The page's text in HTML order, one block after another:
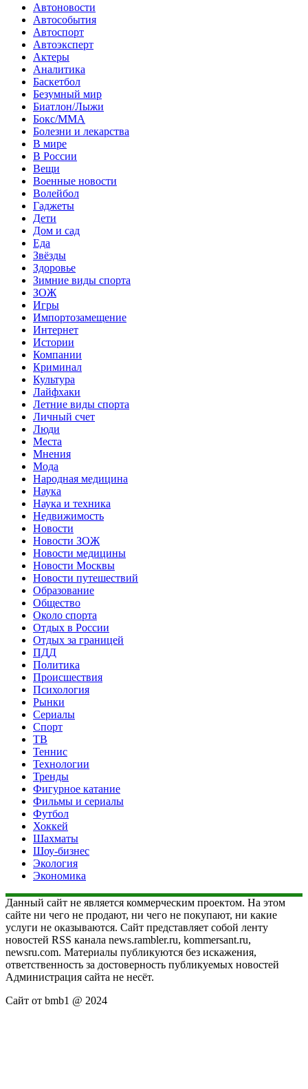
Автоновости
Автособытия
Автоспорт
Автоэксперт
Актеры
Аналитика
Баскетбол
Безумный мир
Биатлон/Лыжи
Бокс/MMA
Болезни и лекарства
В мире
В России
Вещи
Военные новости
Волейбол
Гаджеты
Дети
Дом и сад
Еда
Звёзды
Здоровье
Зимние виды спорта
ЗОЖ
Игры
Импортозамещение
Интернет
Истории
Компании
Криминал
Культура
Лайфхаки
Летние виды спорта
Личный счет
Люди
Места
Мнения
Мода
Народная медицина
Наука
Наука и техника
Недвижимость
Новости
Новости ЗОЖ
Новости медицины
Новости Москвы
Новости путешествий
Образование
Общество
Около спорта
Отдых в России
Отдых за границей
ПДД
Политика
Происшествия
Психология
Рынки
Сериалы
Спорт
ТВ
Теннис
Технологии
Тренды
Фигурное катание
Фильмы и сериалы
Футбол
Хоккей
Шахматы
Шоу-бизнес
Экология
Экономика
Данный сайт не является коммерческим проектом. На этом
сайте ни чего не продают, ни чего не покупают, ни какие
услуги не оказываются. Сайт представляет собой ленту
новостей RSS канала news.rambler.ru, kommersant.ru,
newsru.com. Материалы публикуются без искажения,
ответственность за достоверность публикуемых новостей
Администрация сайта не несёт.
Сайт от bmb1 @ 2024